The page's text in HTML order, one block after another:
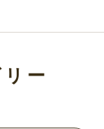
ー